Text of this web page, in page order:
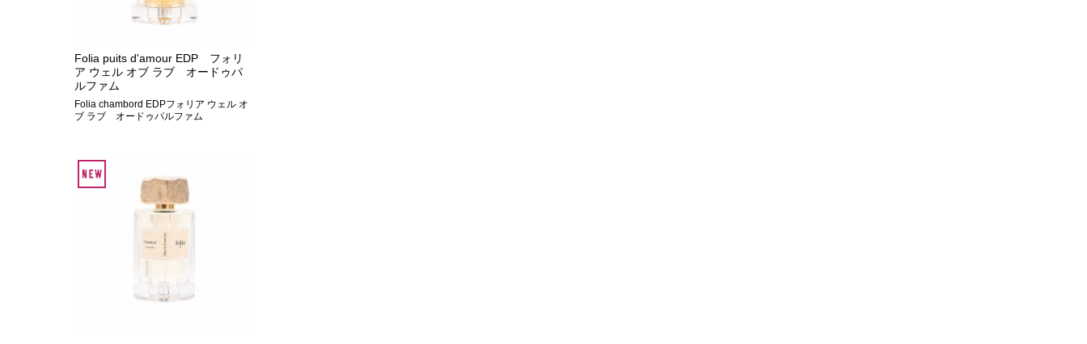
Folia puits d'amour EDP フォリ
ア ウェル オブ ラブ オードゥパ
ルファム
Folia chambord EDPフォリア ウェル オ
ブ ラブ オードゥパルファム